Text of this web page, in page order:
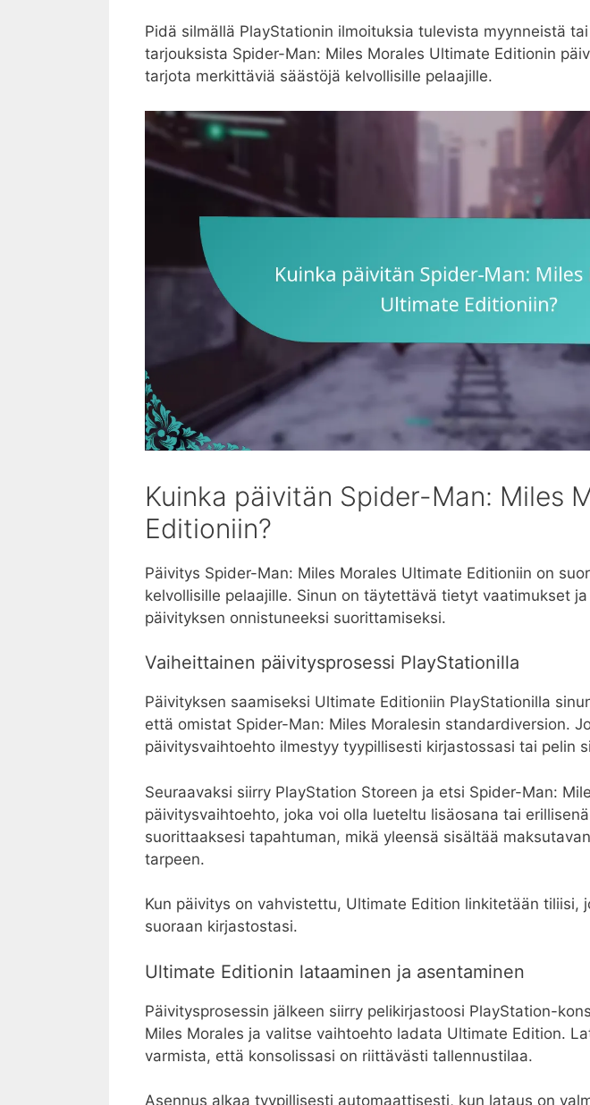
Pidä silmällä PlayStationin ilmoituksia tulevista myynneistä
tarjouksista Spider-Man: Miles Morales Ultimate Editionin
tarjota merkittäviä säästöjä kelvollisille pelaajille.
Kuinka päivitän Spider-Man: Miles
Editioniin?
Päivitys Spider-Man: Miles Morales Ultimate Editioniin on
kelvollisille pelaajille. Sinun on täytettävä tietyt vaatimukset
päivityksen onnistuneeksi suorittamiseksi.
Vaiheittainen päivitysprosessi PlayStationilla
Päivityksen saamiseksi Ultimate Editioniin PlayStationilla
että omistat Spider-Man: Miles Moralesin standardiversion.
päivitysvaihtoehto ilmestyy tyypillisesti kirjastossasi tai pelin
Seuraavaksi siirry PlayStation Storeen ja etsi Spider-Man:
päivitysvaihtoehto, joka voi olla lueteltu lisäosana tai
suorittaaksesi tapahtuman, mikä yleensä sisältää
tarpeen.
Kun päivitys on vahvistettu, Ultimate Edition linkitetään tiliisi,
suoraan kirjastostasi.
Ultimate Editionin lataaminen ja asentaminen
Päivitysprosessin jälkeen siirry pelikirjastoosi PlayStation-
Miles Morales ja valitse vaihtoehto ladata Ultimate Edition.
varmista, että konsolissasi on riittävästi tallennustilaa.
Asennus alkaa tyypillisesti automaattisesti, kun lataus on